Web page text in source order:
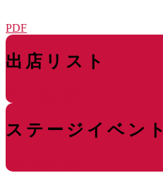
PDF
出店リスト
詳しくはこちら
ステージイベント
詳しくはこちら